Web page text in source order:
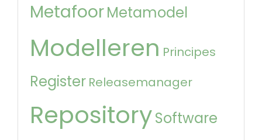
MetafoorMetamodel
Modelleren Principes
Register Releasemanager
RepositorySoftware